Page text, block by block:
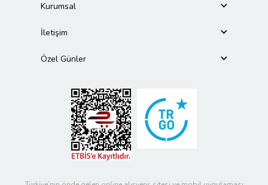
Kurumsal
İletişim
Özel Günler